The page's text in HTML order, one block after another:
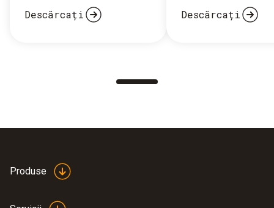
Descărcați Descărcați
Produse